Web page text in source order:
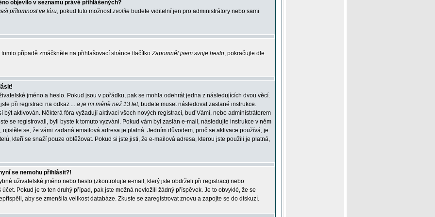
objevilo v seznamu právě přihlášených?
přítomnost ve fóru, pokud tuto možnostzvolíte budete viditelní jen pro administrátory nebo sami
případě zmáčkněte na přihlašovací stránce tlačítkoZapomněl jsem svoje heslo, pokračujte dle
jméno a heslo. Pokud jsou v pořádku, pak se mohla odehrát jedna z následujících dvou věcí.
při registraci na odkaz ... a je mi méně než 13 let, budete muset následovat zaslané instrukce.
být aktivován. Některá fóra vyžadují aktivaci všech nových registrací, buď Vámi, nebo administrátorem
se registrovali, byli byste k tomuto vyzváni. Pokud vám byl zaslán e-mail, následujte instrukce v něm
se, že vámi zadaná emailová adresa je platná. Jedním důvodem, proč se aktivace používá, je
kteří se snaží pouze obtěžovat. Pokud si jste jisti, že e-mailová adresa, kterou jste použili je platná,
se nemohu přihlásit?!
uživatelské jméno nebo heslo (zkontrolujte e-mail, který jste obdrželi při registraci) nebo
Pokud je to ten druhý případ, pak jste možná nevložili žádný příspěvek. Je to obvyklé, že se
aby se zmenšila velikost databáze. Zkuste se zaregistrovat znovu a zapojte se do diskuzí.